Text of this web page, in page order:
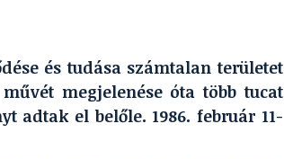
és tudása számtalan területet
megjelenése óta több tucat
adtak el belőle. 1986. február 11-